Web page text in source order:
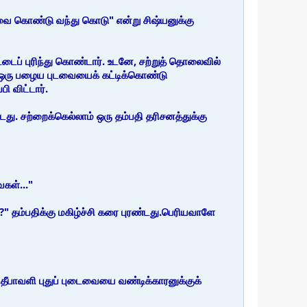
கொண்டு வந்து கொடு" என்று சிஷ்யனுக்கு
புரிந்து கொண்டார். உடனே, சற்றுத் தொலைவில்
பழைய புடவையைக் கட்டிக்கொண்டு
விட்டார்.
சற்றைக்கெல்லாம் ஒரு தம்பதி தரிசனத்துக்கு
மகிழ்ச்சி கரை புரண்டது.பெரியவாளே
புதுப் புடைவையை வண்டிக்காரனுக்குக்